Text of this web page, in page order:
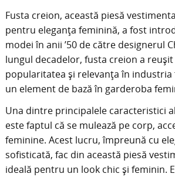
Fusta creion, această piesă
pentru eleganța feminină, a fost
modei în anii ’50 de către designerul
lungul decadelor, fusta creion a
popularitatea și relevanța în industria
un element de bază în garderoba
Una dintre principalele caracteristici
este faptul că se mulează pe corp,
feminine. Acest lucru, împreună cu
sofisticată, fac din această piesă
ideală pentru un look chic și feminin.